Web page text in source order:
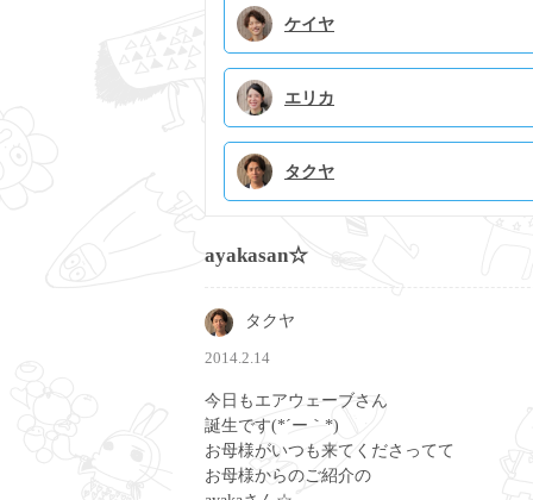
ケイヤ
エリカ
タクヤ
ayakasan☆
タクヤ
2014.2.14
今日もエアウェーブさん
誕生です(*´ー｀*)
お母様がいつも来てくださってて
お母様からのご紹介の